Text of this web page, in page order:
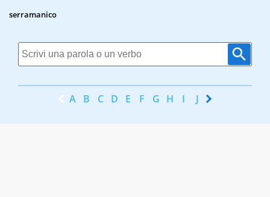
serramanico
A B C D E F G H I J K